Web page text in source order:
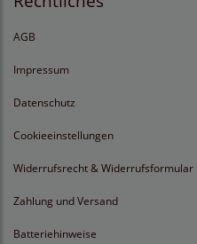
AGB
Impressum
Datenschutz
Cookieeinstellungen
Widerrufsrecht & Widerrufsformular
Zahlung und Versand
Batteriehinweise